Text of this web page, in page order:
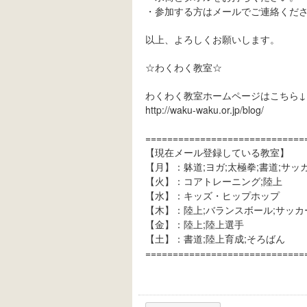
・参加する方はメールでご連絡くださ
以上、よろしくお願いします。
☆わくわく教室☆
わくわく教室ホームページはこちら↓
http://waku-waku.or.jp/blog/
【現在メール登録している教室】
【月】：躰道;ヨガ;太極拳;書道;サッ
【火】：コアトレーニング;陸上
【水】：キッズ・ヒップホップ
【木】：陸上;バランスボール;サッカ
【金】：陸上;陸上選手
【土】：書道;陸上育成;そろばん